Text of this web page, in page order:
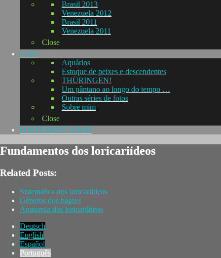
Brasil 2013
Venezuela 2012
Brasil 2011
Venezuela 2011
Close
L-KO
Aquários
Estoque de peixes e descendentes
THÜRINGEN!
Um pântano ao longo do tempo …
Outras séries de fotos
Sobre mim
Close
POSTE INDICADOR
Fundamentos dos loricariídeos
Related Posts:
Sistemática dos loricariídeos
Gêneros dos bagres
Anatomia dos loricariídeos
Deutsch
English
Español
Português